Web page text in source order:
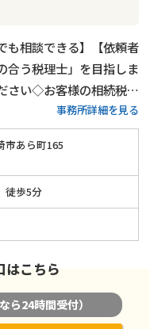
も相談できる】【依頼者
う税理士」を目指しま
さい◇お客様の相続税申
事務所詳細を見る
市あら町165
徒歩5分
はこちら
ら24時間受付）